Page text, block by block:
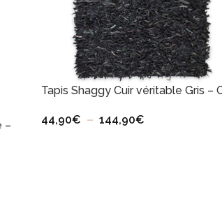
–
Tapis Shaggy Cuir véritable Gris –
44,90€ – 144,90€